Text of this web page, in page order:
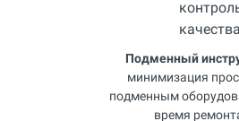
Подменный
минимизация
подменным
время